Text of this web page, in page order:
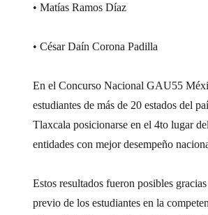
• Matías Ramos Díaz
• César Daín Corona Padilla
En el Concurso Nacional GAU55
estudiantes de más de 20 estados del
Tlaxcala posicionarse en el 4to lugar
entidades con mejor desempeño
Estos resultados fueron posibles
previo de los estudiantes en la